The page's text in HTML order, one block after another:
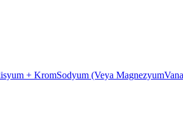
+ KromSodyum (Veya Magnezyum